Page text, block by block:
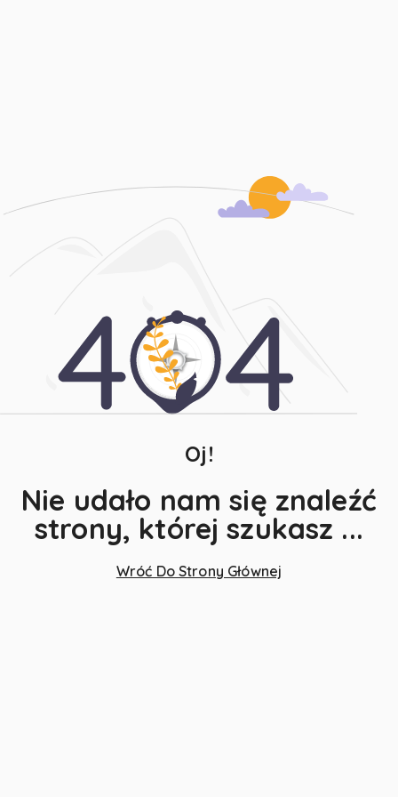
Oj!
Nie udało nam się znaleźć
strony, której szukasz ...
Wróć Do Strony Głównej